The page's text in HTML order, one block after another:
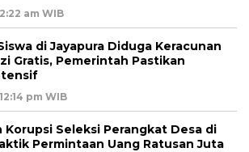
am WIB
di Jayapura Diduga Keracunan
Gratis, Pemerintah Pastikan
pm WIB
Korupsi Seleksi Perangkat Desa di
Permintaan Uang Ratusan Juta